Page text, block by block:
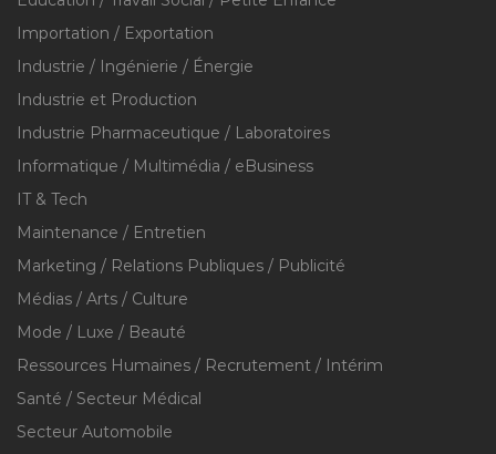
Importation / Exportation
Industrie / Ingénierie / Énergie
Industrie et Production
Industrie Pharmaceutique / Laboratoires
Informatique / Multimédia / eBusiness
IT & Tech
Maintenance / Entretien
Marketing / Relations Publiques / Publicité
Médias / Arts / Culture
Mode / Luxe / Beauté
Ressources Humaines / Recrutement / Intérim
Santé / Secteur Médical
Secteur Automobile